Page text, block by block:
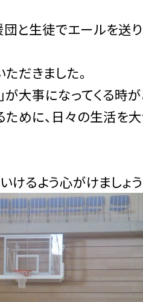
と生徒でエールを送り
だきました。
大事になってくる時が
ために、日々の生活を
るよう心がけましょう